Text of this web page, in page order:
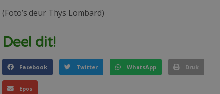
(Foto’s deur Thys Lombard)
Deel dit!
Facebook Twitter WhatsApp Druk
Epos